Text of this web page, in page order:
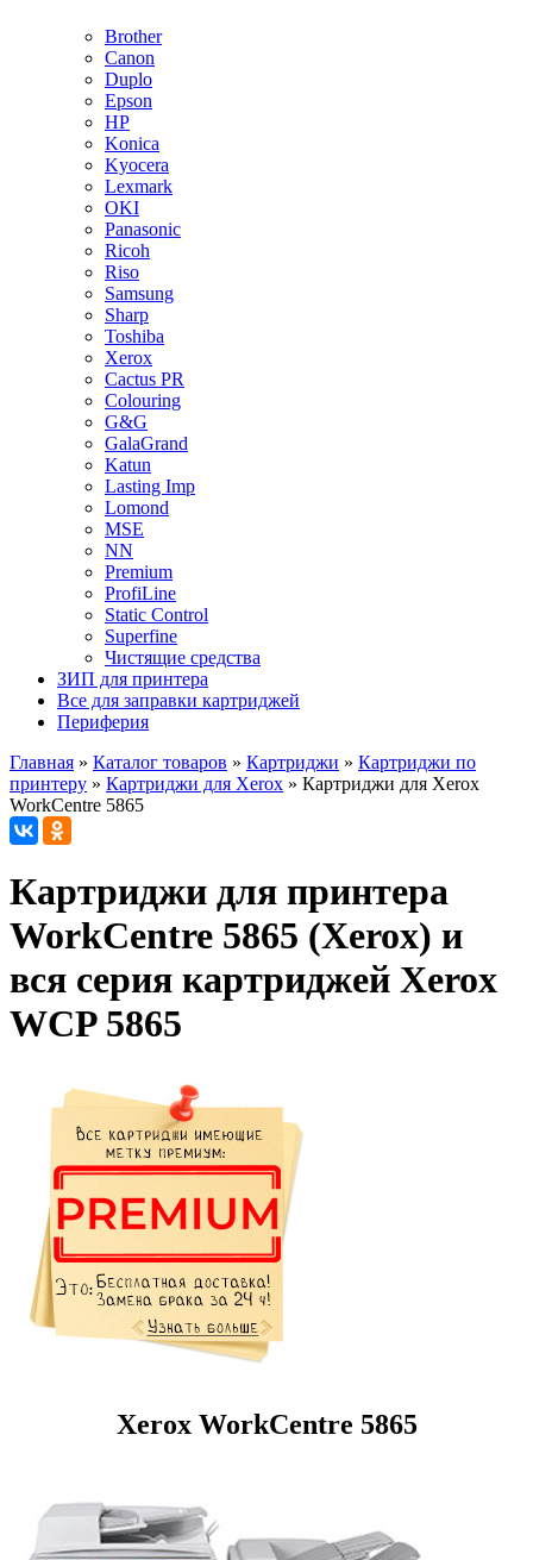
Brother
Canon
Duplo
Epson
HP
Konica
Kyocera
Lexmark
OKI
Panasonic
Ricoh
Riso
Samsung
Sharp
Toshiba
Xerox
Cactus PR
Colouring
G&G
GalaGrand
Katun
Lasting Imp
Lomond
MSE
NN
Premium
ProfiLine
Static Control
Superfine
Чистящие средства
ЗИП для принтера
Все для заправки картриджей
Периферия
Главная » Каталог товаров » Картриджи » Картриджи по
принтеру » Картриджи для Xerox » Картриджи для Xerox
WorkCentre 5865
Картриджи для принтера
WorkCentre 5865 (Xerox) и
вся серия картриджей Xerox
WCP 5865
Xerox WorkCentre 5865